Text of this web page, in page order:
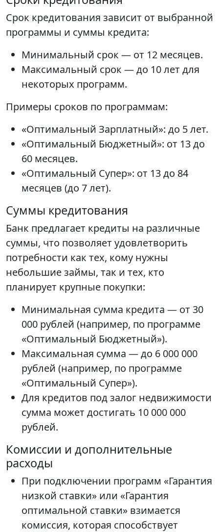
Срок кредитования зависит от выбранной
программы и суммы кредита:
Минимальный срок — от 12 месяцев.
Максимальный срок — до 10 лет для
некоторых программ.
Примеры сроков по программам:
«Оптимальный Зарплатный»: до 5 лет.
«Оптимальный Бюджетный»: от 13 до
60 месяцев.
«Оптимальный Супер»: от 13 до 84
месяцев (до 7 лет).
Суммы кредитования
Банк предлагает кредиты на различные
суммы, что позволяет удовлетворить
потребности как тех, кому нужны
небольшие займы, так и тех, кто
планирует крупные покупки:
Минимальная сумма кредита — от 30
000 рублей (например, по программе
«Оптимальный Бюджетный»).
Максимальная сумма — до 6 000 000
рублей (например, по программе
«Оптимальный Супер»).
Для кредитов под залог недвижимости
сумма может достигать 10 000 000
рублей.
Комиссии и дополнительные
расходы
При подключении программ «Гарантия
низкой ставки» или «Гарантия
оптимальной ставки» взимается
комиссия, которая способствует